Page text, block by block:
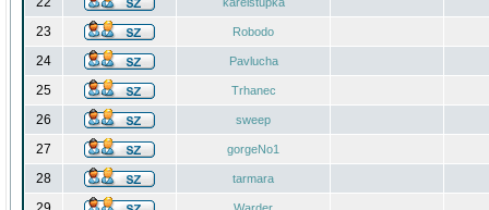
23 Robodo
24 Pavlucha
25 Trhanec
26 sweep
27 gorgeNo1
28 tarmara